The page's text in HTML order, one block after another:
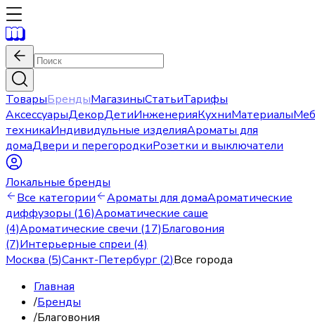
ТоварыБрендыМагазиныСтатьиТарифы
АксессуарыДекорДетиИнженерияКухниМатериалы
техникаИндивидульные изделияАроматы для
домаДвери и перегородкиРозетки и выключатели
Локальные бренды
Все категории
Ароматы для домаАроматические
диффузоры (16)Ароматические саше
(4)Ароматические свечи (17)Благовония
(7)Интерьерные спреи (4)
Москва (5)Санкт-Петербург(2)Все города
Главная
/Бренды
/Благовония